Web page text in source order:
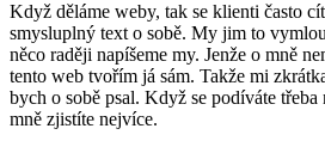
Když děláme weby, tak se klienti často
smysluplný text o sobě. My jim to
něco raději napíšeme my. Jenže o mně
tento web tvořím já sám. Takže mi
bych o sobě psal. Když se podíváte třeba
mně zjistíte nejvíce.